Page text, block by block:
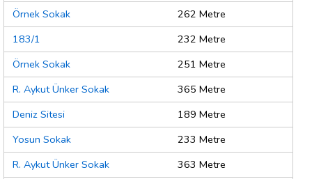
Örnek Sokak
262 Metre
183/1
232 Metre
Örnek Sokak
251 Metre
R. Aykut Ünker Sokak
365 Metre
Deniz Sitesi
189 Metre
Yosun Sokak
233 Metre
R. Aykut Ünker Sokak
363 Metre